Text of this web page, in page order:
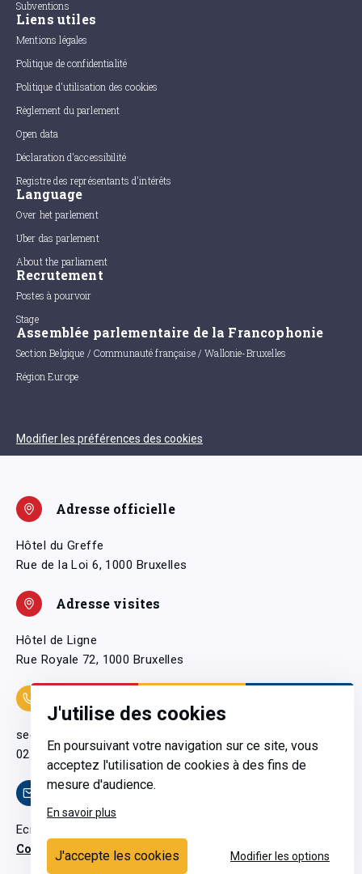
J'utilise des cookies
En poursuivant votre navigation sur ce site, vous
acceptez l'utilisation de cookies à des fins de
mesure d'audience.
En savoir plus
J'accepte les cookies Modifier les options
Subventions
Liens utiles
Mentions légales
Politique de confidentialité
Politique d'utilisation des cookies
Règlement du parlement
Open data
Déclaration d'accessibilité
Registre des représentants d'intérêts
Language
Over het parlement
Uber das parlement
About the parliament
Recrutement
Postes à pourvoir
Stage
Assemblée parlementaire de la Francophonie
Section Belgique / Communauté française / Wallonie-Bruxelles
Région Europe
Modifier les préférences des cookies
Adresse officielle
Hôtel du Greffe
Rue de la Loi 6, 1000 Bruxelles
Adresse visites
Hôtel de Ligne
Rue Royale 72, 1000 Bruxelles
secretariatgeneral@pfwb.be
02 506 38 11
Contact
Ecrivez-nous
Contactez-nous